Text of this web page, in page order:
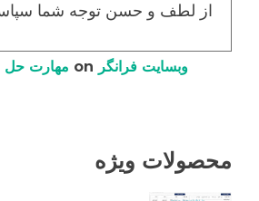
از لطف و حسن توجه شما
وبسایت فرانگر
مهارت حل
محصولات ویژه